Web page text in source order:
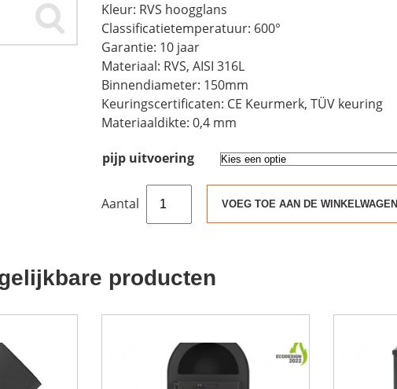
Kleur: RVS hoogglans
Classificatietemperatuur: 600°
Garantie: 10 jaar
Materiaal: RVS, AISI 316L
Binnendiameter: 150mm
Keuringscertificaten: CE Keurmerk, TÜV keuring
Materiaaldikte: 0,4 mm
pijp uitvoering
RVS,
Ø150
aantal
VOEG TOE AAN DE WINKELWAGEN
producten